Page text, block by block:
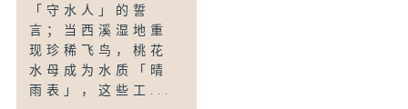
「守水人」的誓
言；当西溪湿地重
现珍稀飞鸟，桃花
水母成为水质「晴
雨表」，这些工...